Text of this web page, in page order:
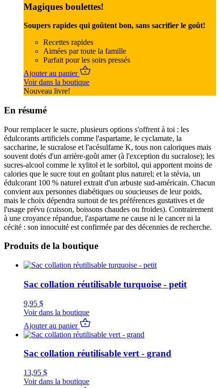
Magiques boulettes!
Soupers rapides qui goûtent bon, sans sacrifier le goût!
Recettes rapides
Aimées par toute la famille
Parfait pour les soirs pressés
Ajouter au panier
Voir dans la boutique
Nouveau livre!
En résumé
Pour remplacer le sucre, plusieurs options s'offrent à toi : les
édulcorants artificiels comme l'aspartame, le cyclamate, la
saccharine, le sucralose et l'acésulfame K, tous non caloriques mais
souvent dotés d'un arrière-goût amer (à l'exception du sucralose); les
sucres-alcool comme le xylitol et le sorbitol, qui apportent moins de
calories que le sucre tout en goûtant plus naturel; et la stévia, un
édulcorant 100 % naturel extrait d'un arbuste sud-américain. Chacun
convient aux personnes diabétiques ou soucieuses de leur poids,
mais le choix dépendra surtout de tes préférences gustatives et de
l'usage prévu (cuisson, boissons chaudes ou froides). Contrairement
à une croyance répandue, l'aspartame ne cause ni le cancer ni la
cécité : son innocuité est confirmée par des décennies de recherche.
Produits de la boutique
Sac collation réutilisable turquoise - petit
9,95 $
Voir dans la boutique
Ajouter au panier
Sac collation réutilisable vert - grand
13,95 $
Voir dans la boutique